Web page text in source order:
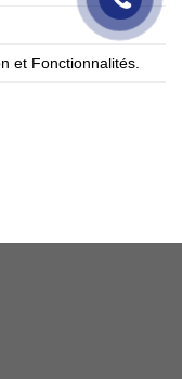
et Fonctionnalités.